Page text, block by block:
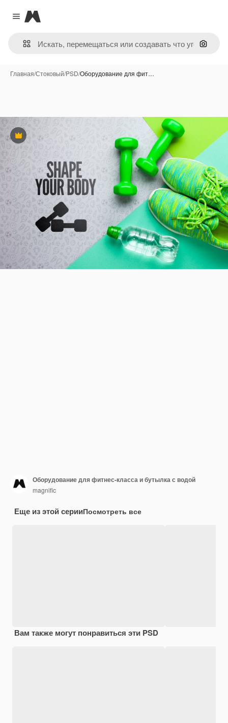
Close menu
Magnific
Поиск
Главная/Стоковый/PSD/Оборудование для фит…
Премиум
Оборудование для фитнес-класса и бутылка с водой
magnific
Еще из этой серииПосмотреть все
Вам также могут понравиться эти PSD